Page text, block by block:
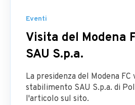
Eventi
Visita del Modena
SAU S.p.a.
La presidenza del Modena FC
stabilimento SAU S.p.a. di
l'articolo sul sito.